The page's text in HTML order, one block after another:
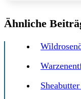
Ähnliche